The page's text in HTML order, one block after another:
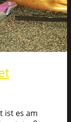
ist es am